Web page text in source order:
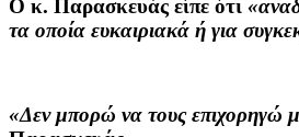
Ο κ. Παρασκευάς είπε ότι
τα οποία ευκαιριακά ή για
«Δεν μπορώ να τους επιχορηγώ